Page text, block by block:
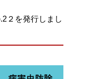
２を発行しまし